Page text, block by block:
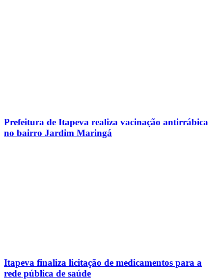
Prefeitura de Itapeva realiza vacinação antirrábica
no bairro Jardim Maringá
Itapeva finaliza licitação de medicamentos para a
rede pública de saúde